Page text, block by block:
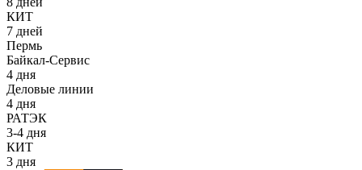
КИТ
7 дней
Пермь
Байкал-Сервис
4 дня
Деловые линии
4 дня
РАТЭК
3-4 дня
КИТ
3 дня